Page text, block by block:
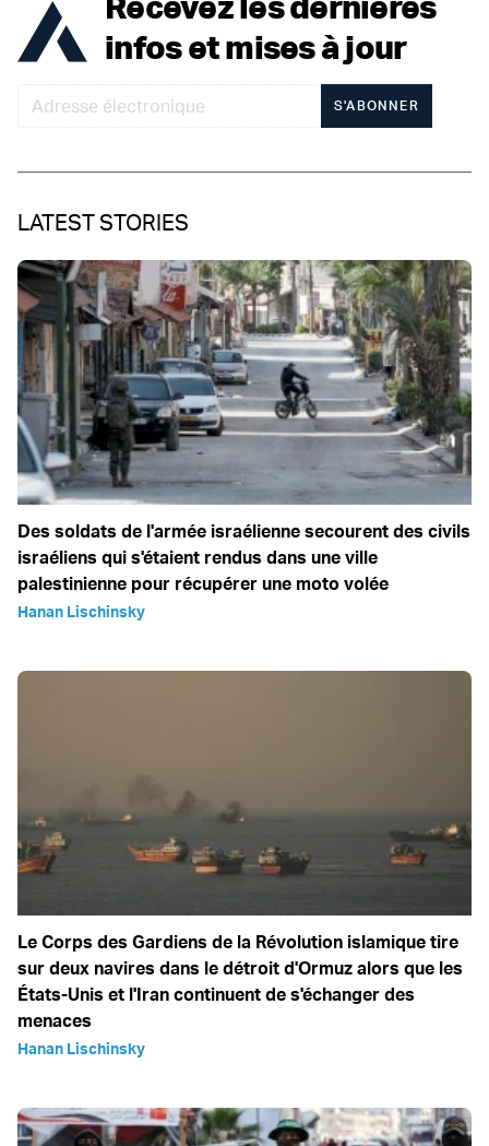
infos et mises à jour
S'ABONNER
LATEST STORIES
Des soldats de l'armée israélienne secourent des civils
israéliens qui s'étaient rendus dans une ville
palestinienne pour récupérer une moto volée
Hanan Lischinsky
Le Corps des Gardiens de la Révolution islamique tire
sur deux navires dans le détroit d'Ormuz alors que les
États-Unis et l'Iran continuent de s'échanger des
menaces
Hanan Lischinsky